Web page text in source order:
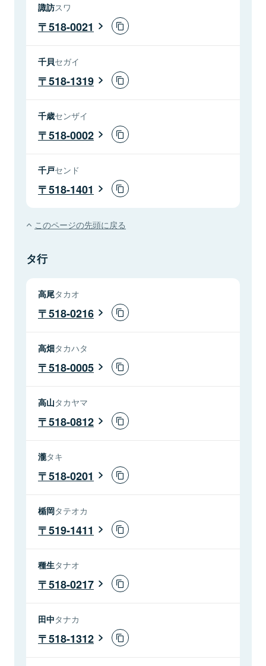
諏訪スワ
518-0021
千貝セガイ
518-1319
千歳センザイ
518-0002
千戸センド
518-1401
このページの先頭に戻る
タ行
高尾タカオ
518-0216
高畑タカハタ
518-0005
高山タカヤマ
518-0812
瀧タキ
518-0201
楯岡タテオカ
519-1411
種生タナオ
518-0217
田中タナカ
518-1312